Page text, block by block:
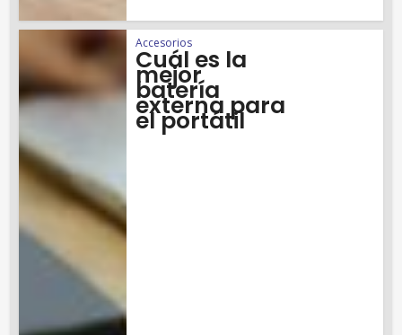
Accesorios
Cuál es la
mejor
batería
externa para
el portátil